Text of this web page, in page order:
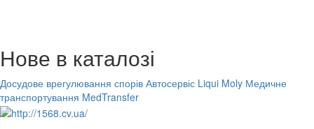
Нове в каталозі
Досудове врегулювання спорів Автосервіс Liqui Moly Медичне
транспортування MedTransfer